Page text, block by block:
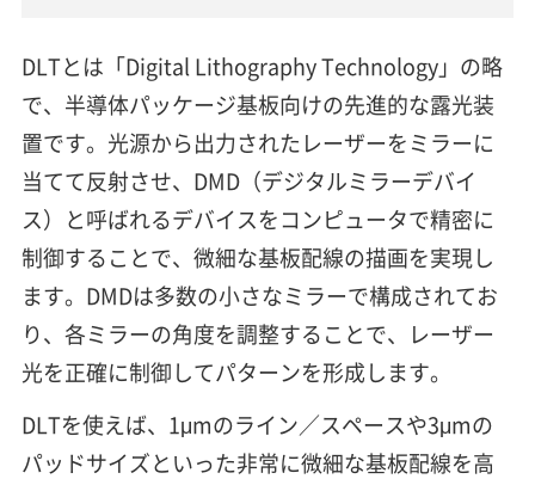
DLTとは「Digital Lithography Technology」の略
で、半導体パッケージ基板向けの先進的な露光装
置です。光源から出力されたレーザーをミラーに
当てて反射させ、DMD（デジタルミラーデバイ
ス）と呼ばれるデバイスをコンピュータで精密に
制御することで、微細な基板配線の描画を実現し
ます。DMDは多数の小さなミラーで構成されてお
り、各ミラーの角度を調整することで、レーザー
光を正確に制御してパターンを形成します。
DLTを使えば、1μmのライン／スペースや3μmの
パッドサイズといった非常に微細な基板配線を高